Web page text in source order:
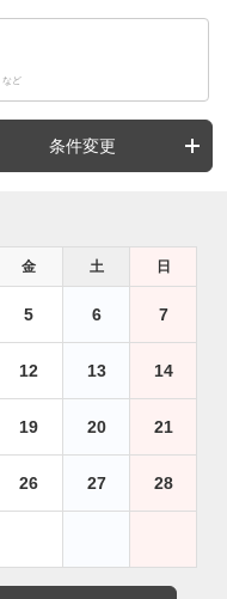
など
条件変更
金 土 日
5 6 7
12 13 14
19 20 21
26 27 28